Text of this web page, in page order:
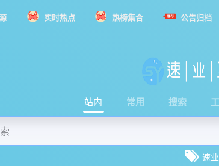
实时热点 热榜集合 公告归档
站内 常用 搜索
速业